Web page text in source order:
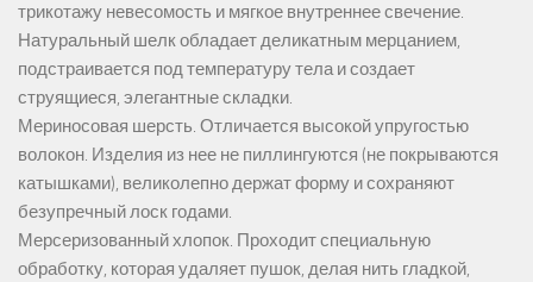
трикотажу невесомость и мягкое внутреннее свечение.
Натуральный шелк обладает деликатным мерцанием,
подстраивается под температуру тела и создает
струящиеся, элегантные складки.
Мериносовая шерсть. Отличается высокой упругостью
волокон. Изделия из нее не пиллингуются (не покрываются
катышками), великолепно держат форму и сохраняют
безупречный лоск годами.
Мерсеризованный хлопок. Проходит специальную
обработку, которая удаляет пушок, делая нить гладкой,